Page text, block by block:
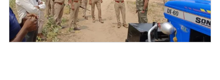
ट्रैक्टरों
पर
वीडियो
वायरल